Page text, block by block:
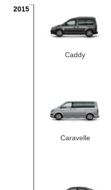
2015
Caddy
Caravelle